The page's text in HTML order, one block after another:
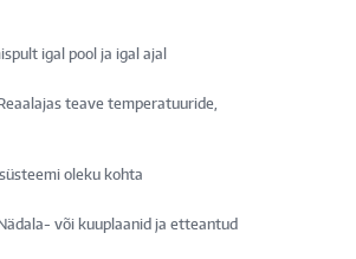
igal pool ja igal ajal
teave temperatuuride,
oleku kohta
või kuuplaanid ja etteantud